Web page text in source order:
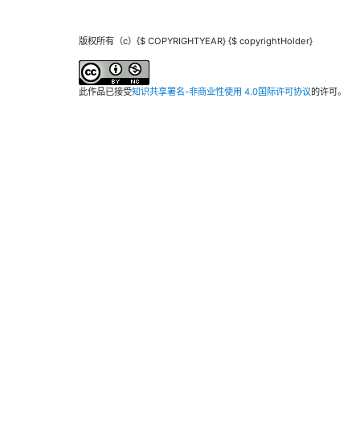
版权所有（c）{$ COPYRIGHTYEAR} {$ copyrightHolder}
此作品已接受知识共享署名-非商业性使用 4.0国际许可协议的许可。